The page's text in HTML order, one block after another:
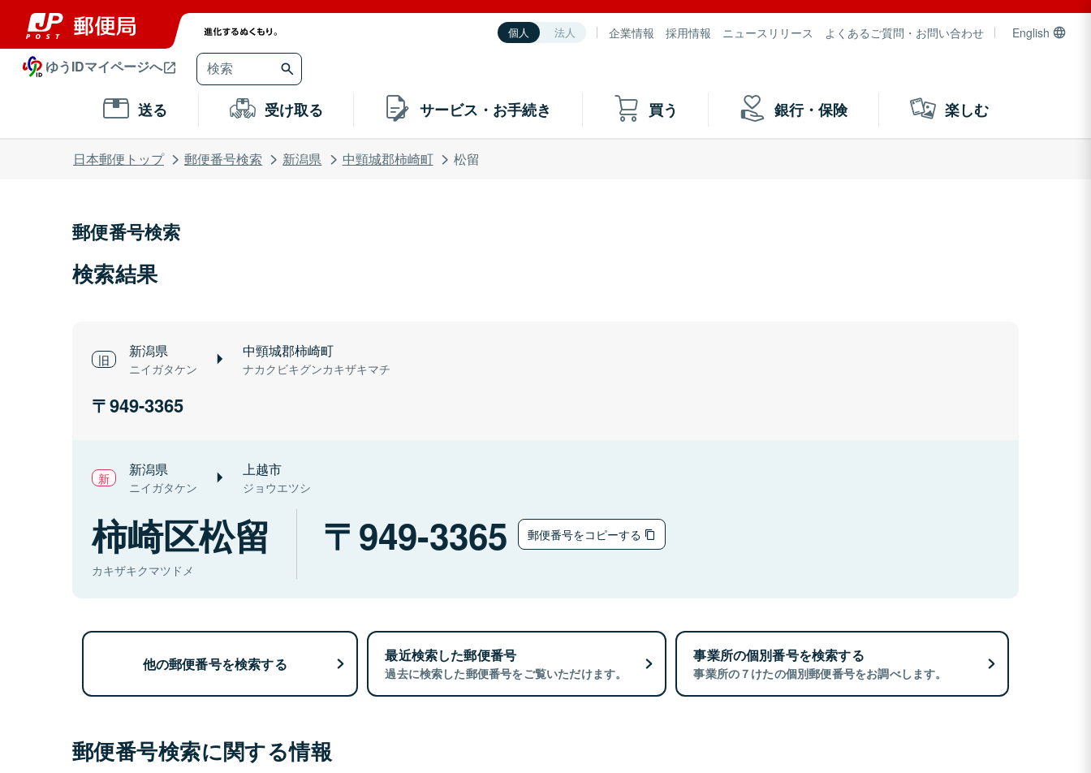
個人 法人 企業情報 採用情報 ニュースリリース よくあるご質問・お問い合わせ English
ゆうIDマイページへ
送る 受け取る サービス・お手続き 買う 銀行・保険 楽しむ
日本郵便トップ 郵便番号検索 新潟県 中頸城郡柿崎町 松留
郵便番号検索
検索結果
新潟県
ニイガタケン
中頸城郡柿崎町
ナカクビキグンカキザキマチ
949-3365
新潟県
ニイガタケン
上越市
ジョウエツシ
柿崎区松留
カキザキクマツドメ
949-3365 郵便番号をコピーする
他の郵便番号を検索する 最近検索した郵便番号
過去に検索した郵便番号をご覧いただけます。
事業所の個別番号を検索する
事業所の７けたの個別郵便番号をお調べします。
郵便番号検索に関する情報